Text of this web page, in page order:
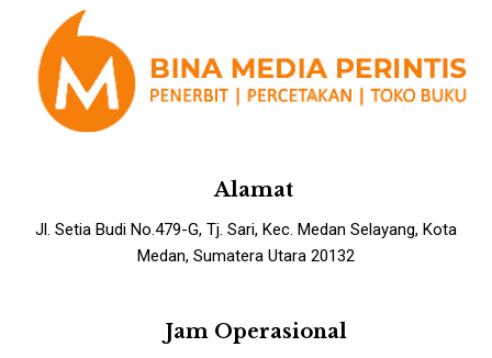
Alamat
Jl. Setia Budi No.479-G, Tj. Sari, Kec. Medan Selayang, Kota
Medan, Sumatera Utara 20132
Jam Operasional